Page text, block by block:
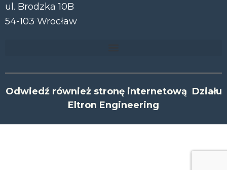
ul. Brodzka 10B
54-103 Wrocław
Odwiedź również stronę internetową Działu
Eltron Engineering